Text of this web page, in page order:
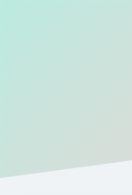
Gizlilik Politikası